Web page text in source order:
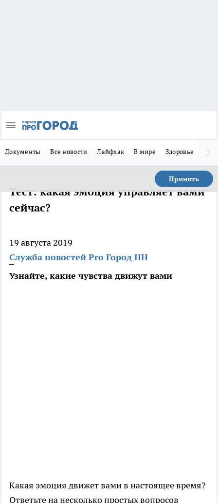
Документы Все новости Лайфхак В мире Здоровье
Принять
Тест: какая эмоция управляет вами
сейчас?
19 августа 2019
Служба новостей Pro Город НН
Узнайте, какие чувства движут вами
Какая эмоция движет вами в настоящее время?
Ответьте на несколько простых вопросов